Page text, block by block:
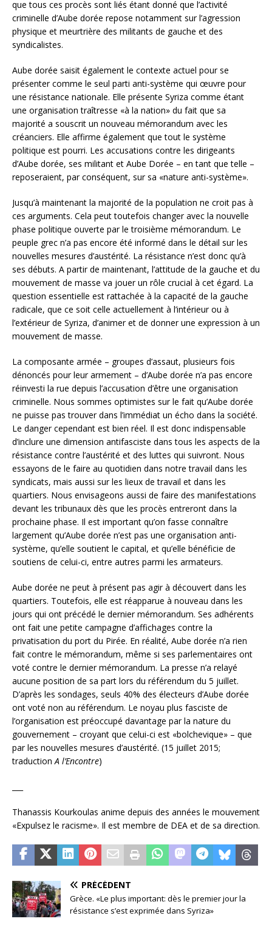
que tous ces procès sont liés étant donné que l’activité
criminelle d’Aube dorée repose notamment sur l’agression
physique et meurtrière des militants de gauche et des
syndicalistes.
Aube dorée saisit également le contexte actuel pour se
présenter comme le seul parti anti-système qui œuvre pour
une résistance nationale. Elle présente Syriza comme étant
une organisation traîtresse «à la nation» du fait que sa
majorité a souscrit un nouveau mémorandum avec les
créanciers. Elle affirme également que tout le système
politique est pourri. Les accusations contre les dirigeants
d’Aube dorée, ses militant et Aube Dorée – en tant que telle –
reposeraient, par conséquent, sur sa «nature anti-système».
Jusqu’à maintenant la majorité de la population ne croit pas à
ces arguments. Cela peut toutefois changer avec la nouvelle
phase politique ouverte par le troisième mémorandum. Le
peuple grec n’a pas encore été informé dans le détail sur les
nouvelles mesures d’austérité. La résistance n’est donc qu’à
ses débuts. A partir de maintenant, l’attitude de la gauche et du
mouvement de masse va jouer un rôle crucial à cet égard. La
question essentielle est rattachée à la capacité de la gauche
radicale, que ce soit celle actuellement à l’intérieur ou à
l’extérieur de Syriza, d’animer et de donner une expression à un
mouvement de masse.
La composante armée – groupes d’assaut, plusieurs fois
dénoncés pour leur armement – d’Aube dorée n’a pas encore
réinvesti la rue depuis l’accusation d’être une organisation
criminelle. Nous sommes optimistes sur le fait qu’Aube dorée
ne puisse pas trouver dans l’immédiat un écho dans la société.
Le danger cependant est bien réel. Il est donc indispensable
d’inclure une dimension antifasciste dans tous les aspects de la
résistance contre l’austérité et des luttes qui suivront. Nous
essayons de le faire au quotidien dans notre travail dans les
syndicats, mais aussi sur les lieux de travail et dans les
quartiers. Nous envisageons aussi de faire des manifestations
devant les tribunaux dès que les procès entreront dans la
prochaine phase. Il est important qu’on fasse connaître
largement qu’Aube dorée n’est pas une organisation anti-
système, qu’elle soutient le capital, et qu’elle bénéficie de
soutiens de celui-ci, entre autres parmi les armateurs.
Aube dorée ne peut à présent pas agir à découvert dans les
quartiers. Toutefois, elle est réapparue à nouveau dans les
jours qui ont précédé le dernier mémorandum. Ses adhérents
ont fait une petite campagne d’affichages contre la
privatisation du port du Pirée. En réalité, Aube dorée n’a rien
fait contre le mémorandum, même si ses parlementaires ont
voté contre le dernier mémorandum. La presse n’a relayé
aucune position de sa part lors du référendum du 5 juillet.
D’après les sondages, seuls 40% des électeurs d’Aube dorée
ont voté non au référendum. Le noyau plus fasciste de
l’organisation est préoccupé davantage par la nature du
gouvernement – croyant que celui-ci est «bolchevique» – que
par les nouvelles mesures d’austérité. (15 juillet 2015;
traductionA l’Encontre)
Thanassis Kourkoulas anime depuis des années le mouvement
«Expulsez le racisme». Il est membre de DEA et de sa direction.
PRÉCÉDENT
Grèce. «Le plus important: dès le premier jour la
résistance s’est exprimée dans Syriza»